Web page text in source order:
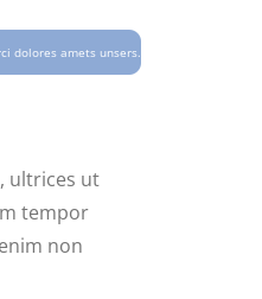
dolores amets unsers.
ultrices ut
tempor
non